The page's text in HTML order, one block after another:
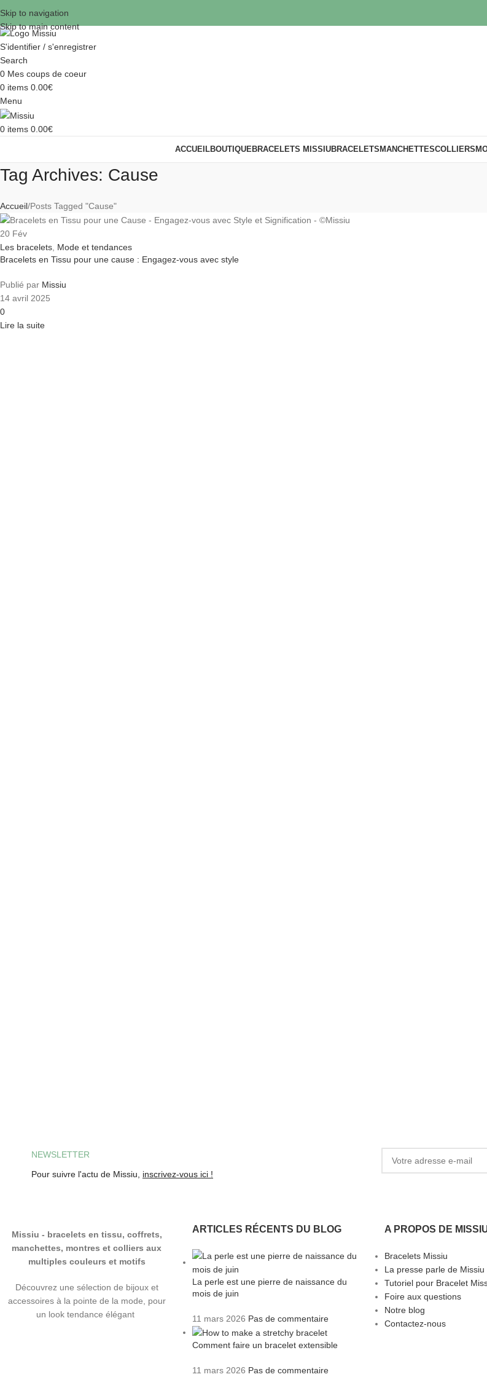
Skip to navigation
Skip to main content
S'identifier / s'enregistrer
Search
0 Mes coups de coeur
0 items 0.00€
Menu
0 items 0.00€
ACCUEILBOUTIQUEBRACELETS MISSIUBRACELETS MANCHETTESCOLLIERS
Tag Archives: Cause
Accueil Posts Tagged "Cause"
20 Fév
Les bracelets Mode et tendances
Bracelets en Tissu pour une cause : Engagez-vous avec style
Publié par Missiu
14 avril 2025
0
Lire la suite
NEWSLETTER
Pour suivre l'actu de Missiu, inscrivez-vous ici !
Missiu - bracelets en tissu, coffrets,
manchettes, montres et colliers aux
multiples couleurs et motifs
Découvrez une sélection de bijoux et
accessoires à la pointe de la mode, pour
un look tendance élégant
ARTICLES RÉCENTS DU BLOG
La perle est une pierre de naissance du
mois de juin
11 mars 2026 Pas de commentaire
Comment faire un bracelet extensible
11 mars 2026 Pas de commentaire
A PROPOS DE
Bracelets Missiu
La presse parle de Missiu
Tutoriel pour Bracelet
Foire aux questions
Notre blog
Contactez-nous